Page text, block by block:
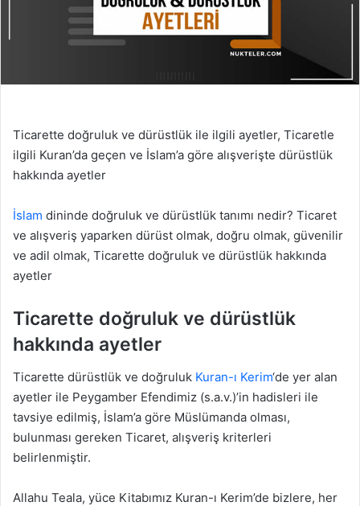
Ticarette doğruluk ve dürüstlük ile ilgili ayetler, Ticaretle
ilgili Kuran’da geçen ve İslam’a göre alışverişte dürüstlük
hakkında ayetler
İslam dininde doğruluk ve dürüstlük tanımı nedir? Ticaret
ve alışveriş yaparken dürüst olmak, doğru olmak, güvenilir
ve adil olmak, Ticarette doğruluk ve dürüstlük hakkında
ayetler
Ticarette doğruluk ve dürüstlük
hakkında ayetler
Ticarette dürüstlük ve doğruluk Kuran-ı Kerim‘de yer alan
ayetler ile Peygamber Efendimiz (s.a.v.)’in hadisleri ile
tavsiye edilmiş, İslam’a göre Müslümanda olması,
bulunması gereken Ticaret, alışveriş kriterleri
belirlenmiştir.
Allahu Teala, yüce Kitabımız Kuran-ı Kerim’de bizlere, her